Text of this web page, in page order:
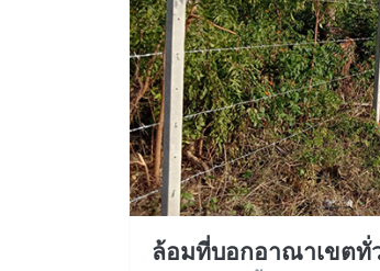
ล้อมที่บอกอาณาเขตทั่